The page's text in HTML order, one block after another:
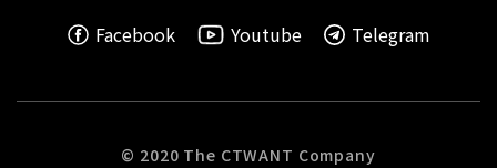
Facebook
Youtube Telegram
© 2020 The CTWANT Company